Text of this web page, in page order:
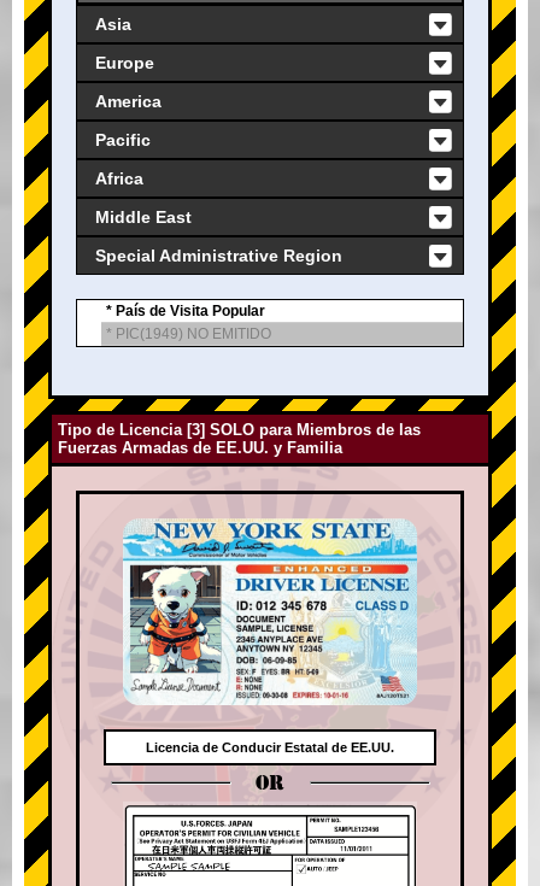
Asia
Europe
America
Pacific
Africa
Middle East
Special Administrative Region
* País de Visita Popular
* PIC(1949) NO EMITIDO
Tipo de Licencia [3] SOLO para Miembros de las
Fuerzas Armadas de EE.UU. y Familia
Licencia de Conducir Estatal de EE.UU.
OR